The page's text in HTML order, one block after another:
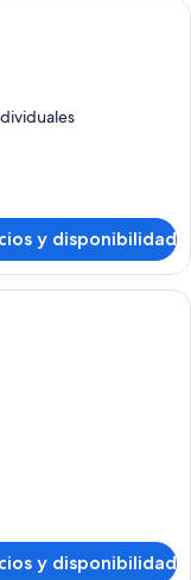
| Minibar, caja fuerte,
y disponibilidad
de hotel con una
y disponibilidad